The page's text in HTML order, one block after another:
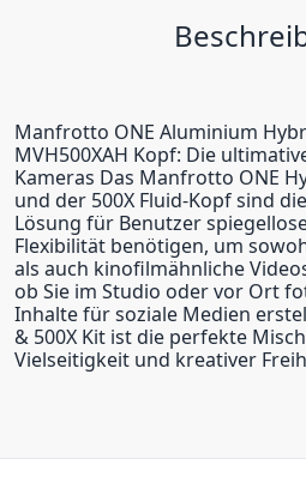
Manfrotto ONE Aluminium
MVH500XAH Kopf: Die
Kameras Das Manfrotto ONE
und der 500X Fluid-Kopf sind
Lösung für Benutzer
Flexibilität benötigen, um
als auch kinofilmähnliche
ob Sie im Studio oder vor Ort
Inhalte für soziale Medien
& 500X Kit ist die perfekte
Vielseitigkeit und kreativer